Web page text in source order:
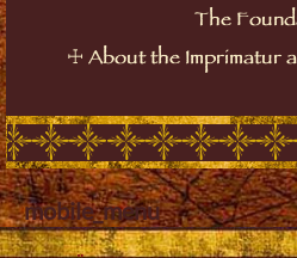
The
☩ About the Imprimatur
mobile_menu